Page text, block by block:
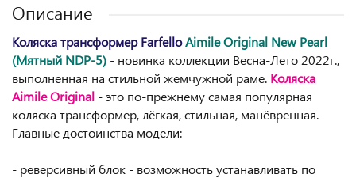
Описание
Коляска трансформер FarfelloAimile Original New Pearl
(Мятный NDP-5) - новинка коллекции Весна-Лето 2022г.,
выполненная на стильной жемчужной раме. Коляска
Aimile Original - это по-прежнему самая популярная
коляска трансформер, лёгкая, стильная, манёвренная.
Главные достоинства модели:
- реверсивный блок - возможность устанавливать по